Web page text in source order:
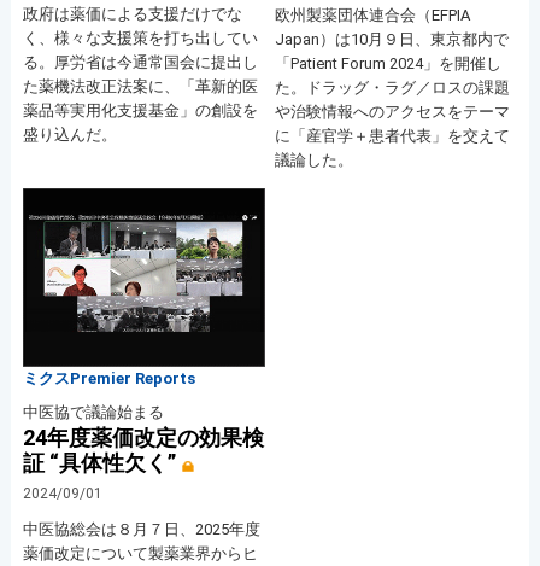
政府は薬価による支援だけでな
く、様々な支援策を打ち出してい
る。厚労省は今通常国会に提出し
た薬機法改正法案に、「革新的医
薬品等実用化支援基金」の創設を
盛り込んだ。
欧州製薬団体連合会（EFPIA
Japan）は10月９日、東京都内で
「Patient Forum 2024」を開催し
た。ドラッグ・ラグ／ロスの課題
や治験情報へのアクセスをテーマ
に「産官学＋患者代表」を交えて
議論した。
ミクスPremier Reports
中医協で議論始まる
24年度薬価改定の効果検
証 “具体性欠く”
2024/09/01
中医協総会は８月７日、2025年度
薬価改定について製薬業界からヒ